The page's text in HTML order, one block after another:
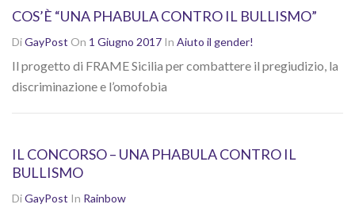
COS’È “UNA PHABULA CONTRO IL BULLISMO”
DiGayPost On 1 Giugno 2017 In Aiuto il gender!
Il progetto di FRAME Sicilia per combattere il pregiudizio, la
discriminazione e l’omofobia
IL CONCORSO – UNA PHABULA CONTRO IL
BULLISMO
DiGayPost In Rainbow